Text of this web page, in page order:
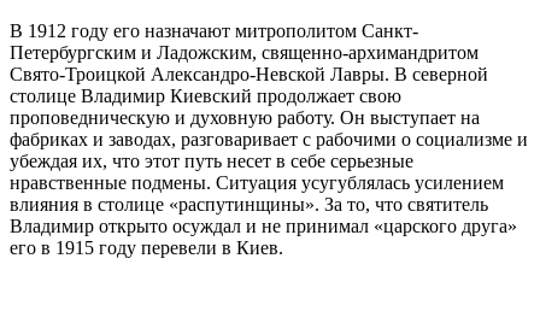
В 1912 году его назначают митрополитом Санкт-
Петербургским и Ладожским, священно-архимандритом
Свято-Троицкой Александро-Невской Лавры. В северной
столице Владимир Киевский продолжает свою
проповедническую и духовную работу. Он выступает на
фабриках и заводах, разговаривает с рабочими о социализме и
убеждая их, что этот путь несет в себе серьезные
нравственные подмены. Ситуация усугублялась усилением
влияния в столице «распутинщины». За то, что святитель
Владимир открыто осуждал и не принимал «царского друга»
его в 1915 году перевели в Киев.